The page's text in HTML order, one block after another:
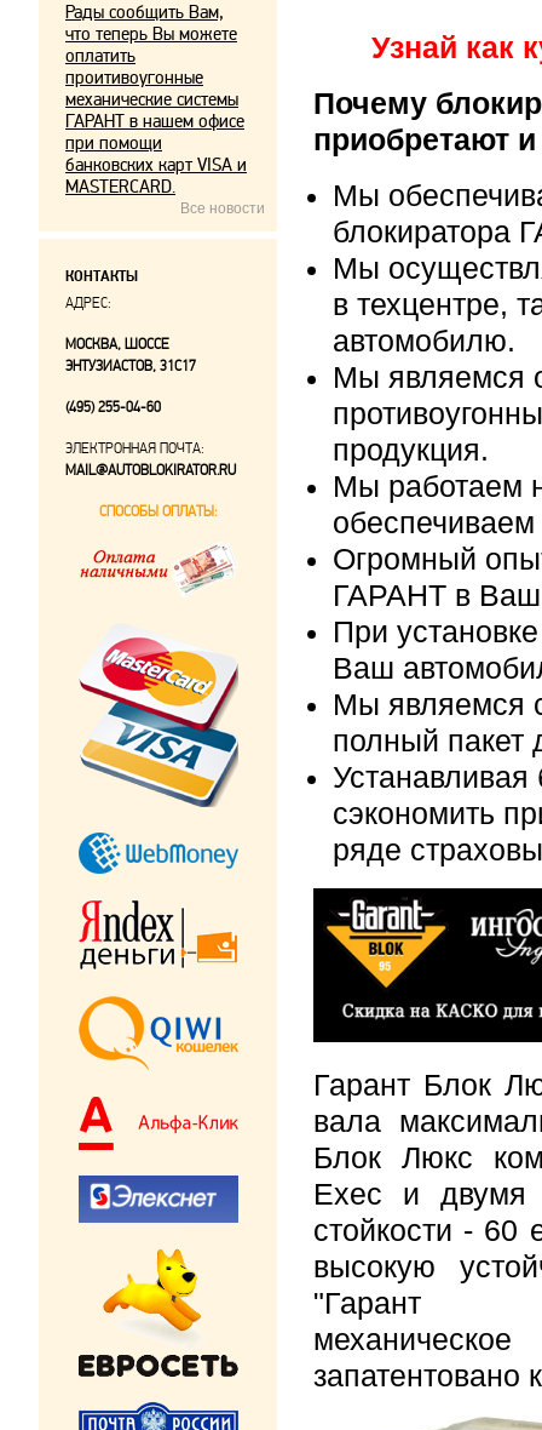
Узнай как
Почему
приобретают
Мы
блокиратора
Мы
в техцентре,
автомобилю.
Мы являемся
продукция.
Мы работаем
Огромный
ГАРАНТ в
При
Ваш
Мы являемся
полный пакет
сэкономить
ряде
Гарант Блок
вала
Блок Люкс
Exec и двумя
стойкости - 60
высокую
запатентовано
Рады сообщить Вам,
что теперь Вы можете
оплатить
проитивоугонные
механические системы
ГАРАНТ в нашем офисе
при помощи
банковских карт VISA и
MASTERCARD.
Все новости
КОНТАКТЫ
АДРЕС:
МОСКВА, ШОССЕ
ЭНТУЗИАСТОВ, 31С17
(495) 255-04-60
ЭЛЕКТРОННАЯ ПОЧТА:
MAIL@AUTOBLOKIRATOR.RU
СПОСОБЫ ОПЛАТЫ: